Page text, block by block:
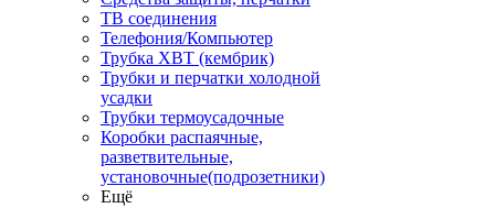
ТВ соединения
Телефония/Компьютер
Трубка ХВТ (кембрик)
Трубки и перчатки холодной
усадки
Трубки термоусадочные
Коробки распаячные,
разветвительные,
установочные(подрозетники)
Ещё